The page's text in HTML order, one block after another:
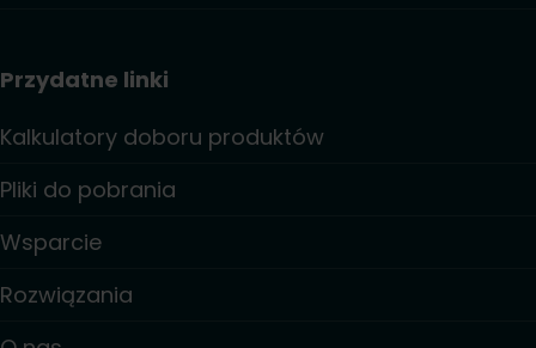
Przydatne linki
Kalkulatory doboru produktów
Pliki do pobrania
Wsparcie
Rozwiązania